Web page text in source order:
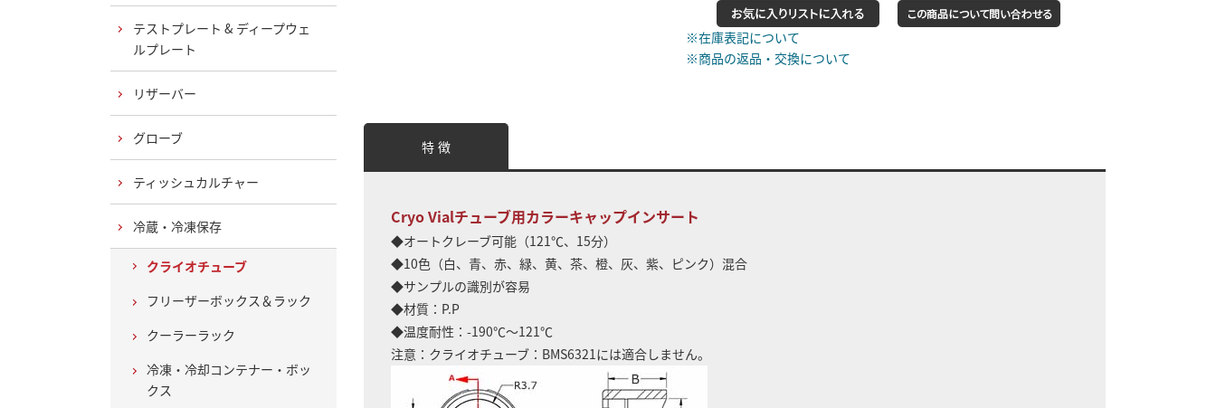
※在庫表記について
※商品の返品・交換について
特 徴
Cryo Vialチューブ用カラーキャップインサート
◆オートクレーブ可能（121℃、15分）
◆10色（白、青、赤、緑、黄、茶、橙、灰、紫、ピンク）混合
◆サンプルの識別が容易
◆材質：P.P
◆温度耐性：-190℃～121℃
注意：クライオチューブ：BMS6321には適合しません。
テストプレート & ディープウェ
ルプレート
リザーバー
グローブ
ティッシュカルチャー
冷蔵・冷凍保存
クライオチューブ
フリーザーボックス＆ラック
クーラーラック
冷凍・冷却コンテナー・ボッ
クス